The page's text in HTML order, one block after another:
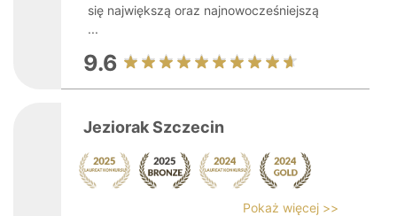
się największą oraz najnowocześniejszą
...
9.6
Jeziorak Szczecin
Pokaż więcej >>